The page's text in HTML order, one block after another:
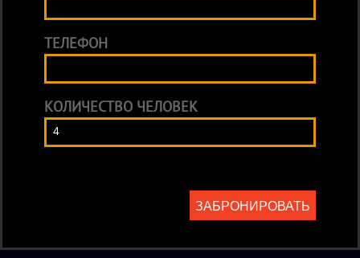
ТЕЛЕФОН
КОЛИЧЕСТВО ЧЕЛОВЕК
ЗАБРОНИРОВАТЬ